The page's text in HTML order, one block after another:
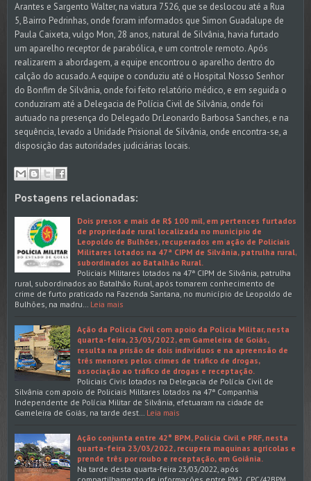
Arantes e Sargento Walter, na viatura 7526, que se deslocou até a Rua
5, Bairro Pedrinhas, onde foram informados que Simon Guadalupe de
Paula Caixeta, vulgo Mon, 28 anos, natural de Silvânia, havia furtado
um aparelho receptor de parabólica, e um controle remoto. Após
realizarem a abordagem, a equipe encontrou o aparelho dentro do
calção do acusado.A equipe o conduziu até o Hospital Nosso Senhor
do Bonfim de Silvânia, onde foi feito relatório médico, e em seguida o
conduziram até a Delegacia de Polícia Civil de Silvânia, onde foi
autuado na presença do Delegado Dr.Leonardo Barbosa Sanches, e na
sequência, levado a Unidade Prisional de Silvânia, onde encontra-se, a
disposição das autoridades judiciárias locais.
Postagens relacionadas:
Dois presos e mais de R$ 100 mil, em pertences furtados
de propriedade rural localizada no município de
Leopoldo de Bulhões, recuperados em ação de Policiais
Militares lotados na 47ª CIPM de Silvânia, patrulha rural,
subordinados ao Batalhão Rural.
Policiais Militares lotados na 47ª CIPM de Silvânia, patrulha
rural, subordinados ao Batalhão Rural, após tomarem conhecimento de
crime de furto praticado na Fazenda Santana, no município de Leopoldo de
Bulhões, na madru…
Leia mais
Ação da Polícia Civil com apoio da Polícia Militar, nesta
quarta-feira, 23/03/2022, em Gameleira de Goiás,
resulta na prisão de dois indivíduos e na apreensão de
três menores pelos crimes de tráfico de drogas,
associação ao tráfico de drogas e receptação.
Policiais Civis lotados na Delegacia de Polícia Civil de
Silvânia com apoio de Policiais Militares lotados na 47ª Companhia
Independente de Polícia Militar de Silvânia, efetuaram na cidade de
Gameleira de Goiás, na tarde dest…
Leia mais
Ação conjunta entre 42° BPM, Polícia Civil e PRF, nesta
quarta-feira 23/03/2022, recupera maquinas agrícolas e
prende três por roubo e receptação, em Goiânia.
Na tarde desta quarta-feira 23/03/2022, após